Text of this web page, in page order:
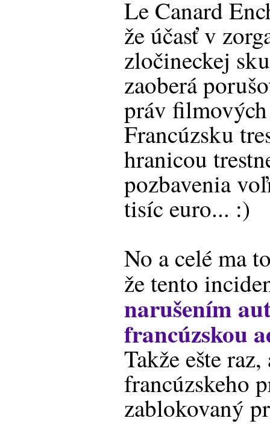
Le Canard
že účasť v
zločineckej
zaoberá
práv
Francúzsku
hranicou
pozbavenia
tisíc euro... :)
No a celé ma
že tento
narušením
francúzskou
Takže ešte
francúzskeho
zablokovaný